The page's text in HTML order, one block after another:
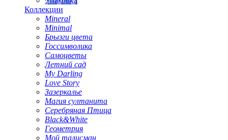
Коллекции
Mineral
Minimal
Брызги цвета
Госсимволика
Самоцветы
Летний сад
My Darling
Love Story
Зазеркалье
Магия султанита
Серебряная Птица
Black&White
Геометрия
Мой талисман